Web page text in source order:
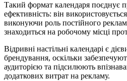
Такий формат календаря поєднує
ефективність: він
виконуючи роль постійного
знаходиться на робочому місці
Відривні настільні календарі є
брендування, оскільки
аудиторією та підсилюють
додаткових витрат на рекламу.